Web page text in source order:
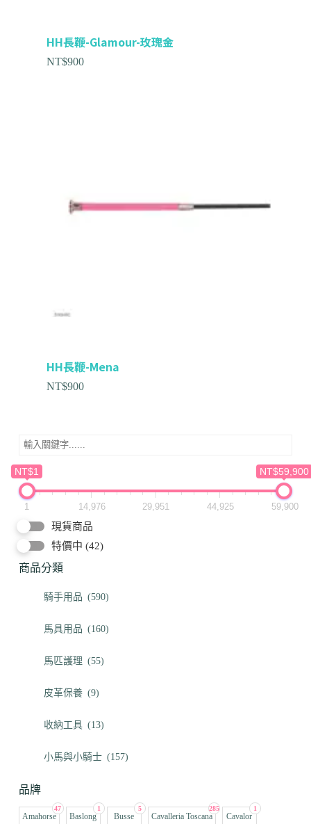
NT$1 NT$59,900
1 14,976 29,951 44,925 59,900
現貨商品
特價中 (42)
商品分類
騎手用品 (590)
馬具用品 (160)
馬匹護理 (55)
皮革保養 (9)
收納工具 (13)
小馬與小騎士 (157)
品牌
47
Amahorse
1
Baslong
5
Busse
285
Cavalleria Toscana
1
Cavalor
HH長鞭-Glamour-玫瑰金
NT$900
HH長鞭-Mena
NT$900